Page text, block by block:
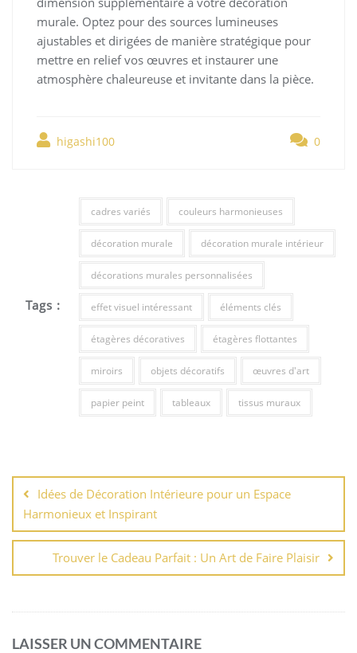
murale. Optez pour des sources lumineuses
ajustables et dirigées de manière stratégique pour
mettre en relief vos œuvres et instaurer une
atmosphère chaleureuse et invitante dans la pièce.
higashi100 0
Tags :
cadres variés couleurs harmonieuses
décoration murale décoration murale intérieur
décorations murales personnalisées
effet visuel intéressant éléments clés
étagères décoratives étagères flottantes
miroirs objets décoratifs œuvres d'art
papier peint tableaux tissus muraux
de
l’article
Idées de Décoration Intérieure pour un Espace
Harmonieux et Inspirant
Trouver le Cadeau Parfait : Un Art de Faire Plaisir
LAISSER UN COMMENTAIRE